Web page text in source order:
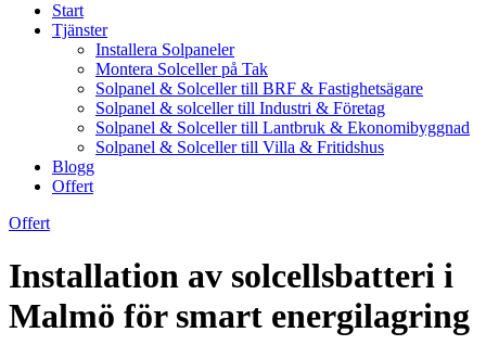
Start
Tjänster
Installera Solpaneler
Montera Solceller på Tak
Solpanel & Solceller till BRF & Fastighetsägare
Solpanel & solceller till Industri & Företag
Solpanel & Solceller till Lantbruk & Ekonomibyggnad
Solpanel & Solceller till Villa & Fritidshus
Blogg
Offert
Offert
Installation av solcellsbatteri i
Malmö för smart energilagring